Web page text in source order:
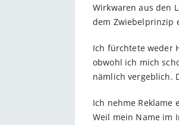
Wirkwaren aus den
dem Zwiebelprinzip
Ich fürchtete weder
obwohl ich mich
nämlich vergeblich.
Ich nehme Reklame
Weil mein Name im